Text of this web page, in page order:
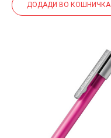
ДОДАДИ ВО КОШНИЧКА